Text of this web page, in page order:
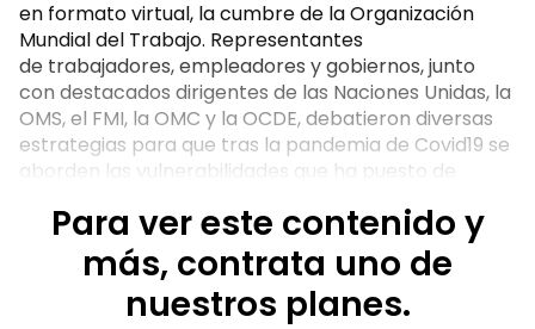
en formato virtual, la cumbre de la Organización
Mundial del Trabajo. Representantes
de trabajadores, empleadores y gobiernos, junto
con destacados dirigentes de las Naciones Unidas, la
OMS, el FMI, la OMC y la OCDE, debatieron diversas
estrategias para que tras la pandemia de Covid19 se
aborden las vulnerabilidades que ha puesto de
de las personas que realizan su trabajo sin
protección social o en
Para ver este contenido y
más, contrata uno de
nuestros planes.